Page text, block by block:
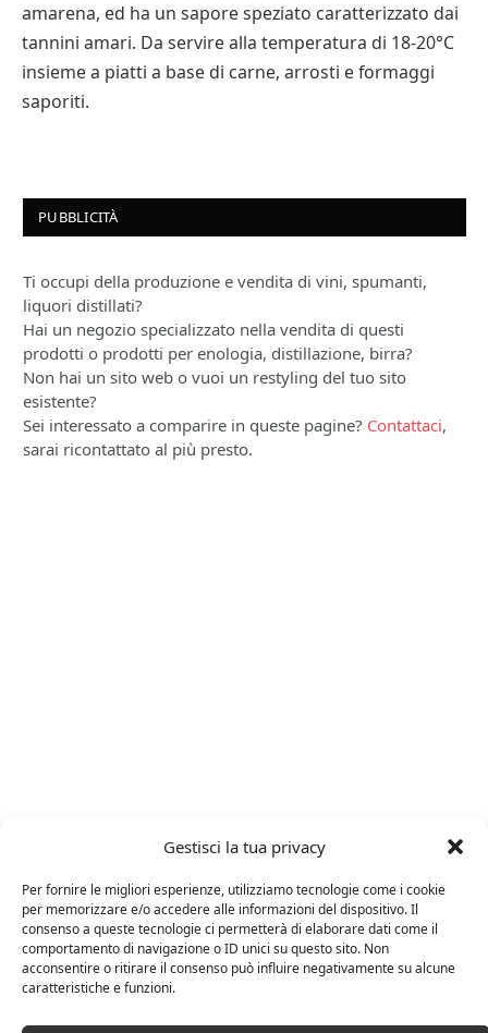
Gestisci la tua privacy
Per fornire le migliori esperienze, utilizziamo tecnologie come i cookie
per memorizzare e/o accedere alle informazioni del dispositivo. Il
consenso a queste tecnologie ci permetterà di elaborare dati come il
comportamento di navigazione o ID unici su questo sito. Non
acconsentire o ritirare il consenso può influire negativamente su alcune
caratteristiche e funzioni.
amarena, ed ha un sapore speziato caratterizzato dai
tannini amari. Da servire alla temperatura di 18-20°C
insieme a piatti a base di carne, arrosti e formaggi
saporiti.
PUBBLICITÀ
Ti occupi della produzione e vendita di vini, spumanti,
liquori distillati?
Hai un negozio specializzato nella vendita di questi
prodotti o prodotti per enologia, distillazione, birra?
Non hai un sito web o vuoi un restyling del tuo sito
esistente?
Sei interessato a comparire in queste pagine? Contattaci,
sarai ricontattato al più presto.
24 FEBBRAIO 2025
Distillati di frutta africani
27 AGOSTO 2024